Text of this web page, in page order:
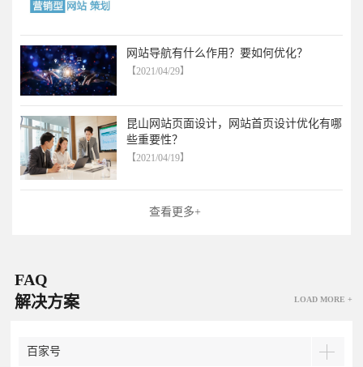
网站导航有什么作用？要如何优化？
【2021/04/29】
昆山网站页面设计，网站首页设计优化有哪
些重要性？
【2021/04/19】
查看更多+
FAQ
解决方案
LOAD MORE +
百家号